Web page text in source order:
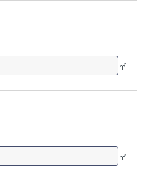
㎡
㎡